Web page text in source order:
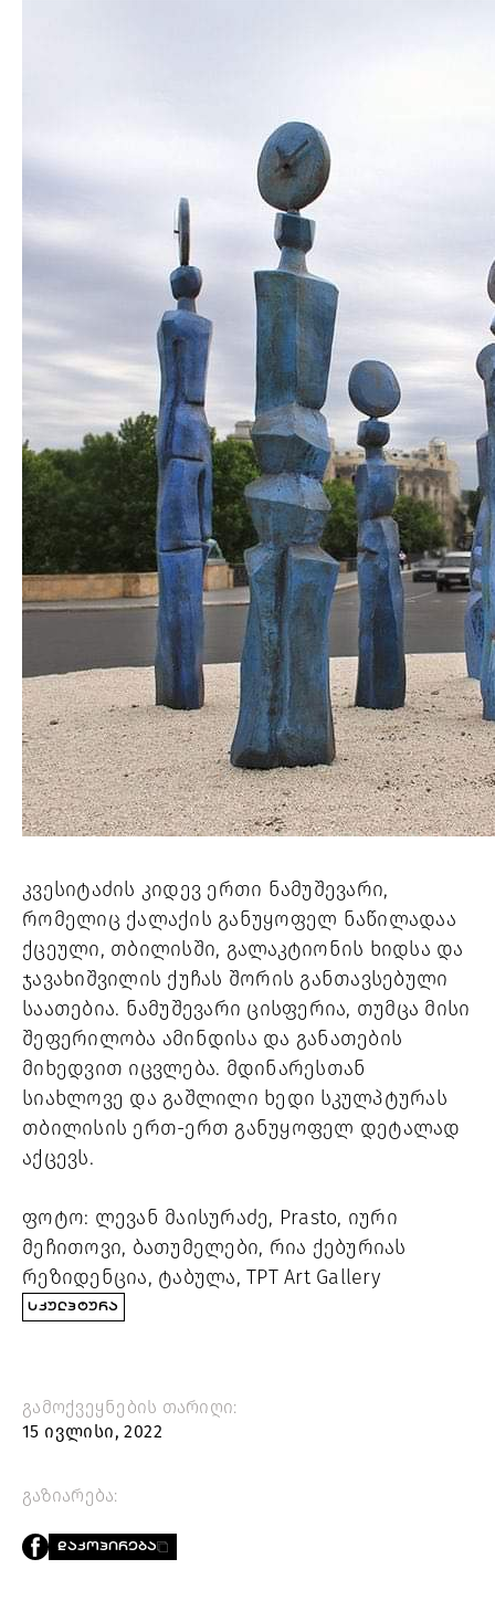
კვესიტაძის კიდევ ერთი ნამუშევარი,
რომელიც ქალაქის განუყოფელ ნაწილადაა
ქცეული, თბილისში, გალაკტიონის ხიდსა და
ჯავახიშვილის ქუჩას შორის განთავსებული
საათებია. ნამუშევარი ცისფერია, თუმცა მისი
შეფერილობა ამინდისა და განათების
მიხედვით იცვლება. მდინარესთან
სიახლოვე და გაშლილი ხედი სკულპტურას
თბილისის ერთ-ერთ განუყოფელ დეტალად
აქცევს.
ფოტო: ლევან მაისურაძე, Prasto, იური
მეჩითოვი, ბათუმელები, რია ქებურიას
რეზიდენცია, ტაბულა, TPT Art Gallery
ᲡᲙᲣᲚᲞᲢᲣᲠᲐ
გამოქვეყნების თარიღი:
15 ივლისი, 2022
გაზიარება:
ᲓᲐᲙᲝᲞᲘᲠᲔᲑᲐ